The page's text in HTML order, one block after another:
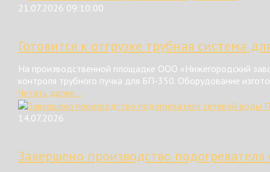
21.07.2026 09:10:00
Готовится к отгрузке трубная система
На производственной площадке ООО «Нижегородский
контроля трубного пучка для БП-350. Оборудование
Читать далее...
14.07.2026
Завершено производство